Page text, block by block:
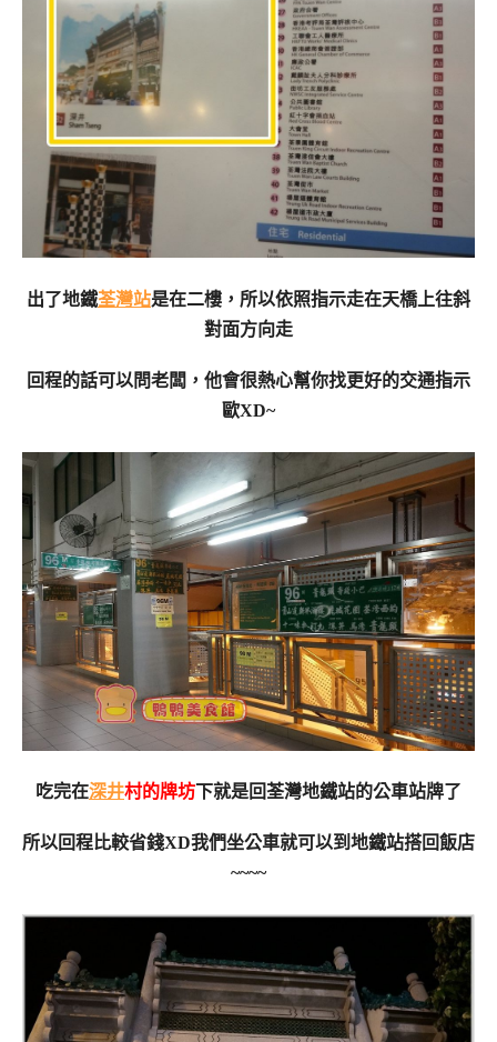
出了地鐵荃灣站是在二樓，所以依照指示走在天橋上往斜
對面方向走
回程的話可以問老闆，他會很熱心幫你找更好的交通指示
歐XD~
吃完在深井村的牌坊下就是回荃灣地鐵站的公車站牌了
所以回程比較省錢XD我們坐公車就可以到地鐵站搭回飯店
~~~~